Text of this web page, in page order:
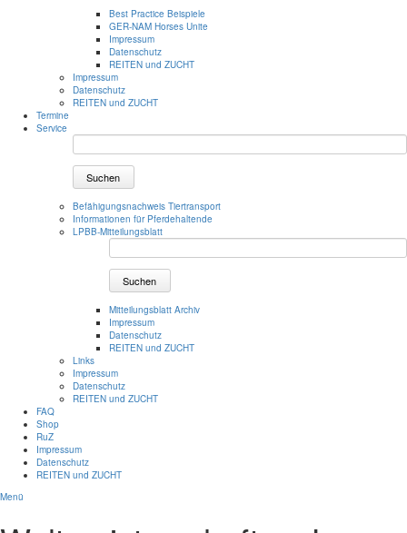
Best Practice Beispiele
GER-NAM Horses Unite
Impressum
Datenschutz
REITEN und ZUCHT
Impressum
Datenschutz
REITEN und ZUCHT
Termine
Service
Suchen
Befähigungsnachweis Tiertransport
Informationen für Pferdehaltende
LPBB-Mitteilungsblatt
Suchen
Mitteilungsblatt Archiv
Impressum
Datenschutz
REITEN und ZUCHT
Links
Impressum
Datenschutz
REITEN und ZUCHT
FAQ
Shop
RuZ
Impressum
Datenschutz
REITEN und ZUCHT
Menü